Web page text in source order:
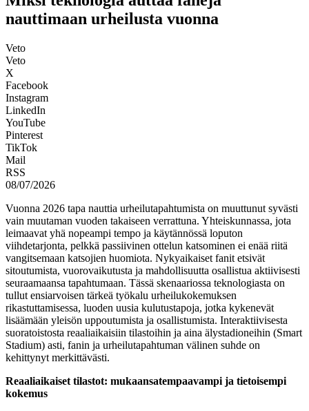
nauttimaan urheilusta vuonna
Veto
Veto
X
Facebook
Instagram
LinkedIn
YouTube
Pinterest
TikTok
Mail
RSS
08/07/2026
Vuonna 2026 tapa nauttia urheilutapahtumista on muuttunut syvästi
vain muutaman vuoden takaiseen verrattuna. Yhteiskunnassa, jota
leimaavat yhä nopeampi tempo ja käytännössä loputon
viihdetarjonta, pelkkä passiivinen ottelun katsominen ei enää riitä
vangitsemaan katsojien huomiota. Nykyaikaiset fanit etsivät
sitoutumista, vuorovaikutusta ja mahdollisuutta osallistua aktiivisesti
seuraamaansa tapahtumaan. Tässä skenaariossa teknologiasta on
tullut ensiarvoisen tärkeä työkalu urheilukokemuksen
rikastuttamisessa, luoden uusia kulutustapoja, jotka kykenevät
lisäämään yleisön uppoutumista ja osallistumista. Interaktiivisesta
suoratoistosta reaaliaikaisiin tilastoihin ja aina älystadioneihin (Smart
Stadium) asti, fanin ja urheilutapahtuman välinen suhde on
kehittynyt merkittävästi.
Reaaliaikaiset tilastot: mukaansatempaavampi ja tietoisempi
kokemus